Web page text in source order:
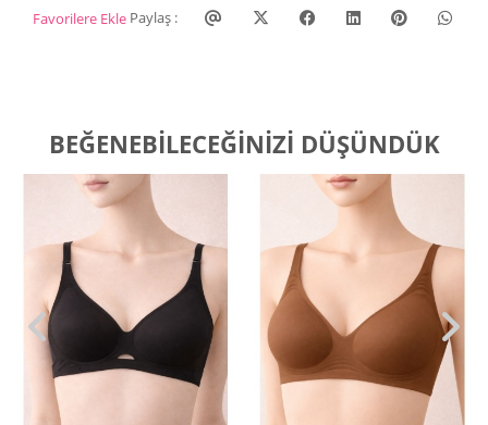
Favorilere Ekle Paylaş :
BEĞENEBILECEĞINIZI DÜŞÜNDÜK